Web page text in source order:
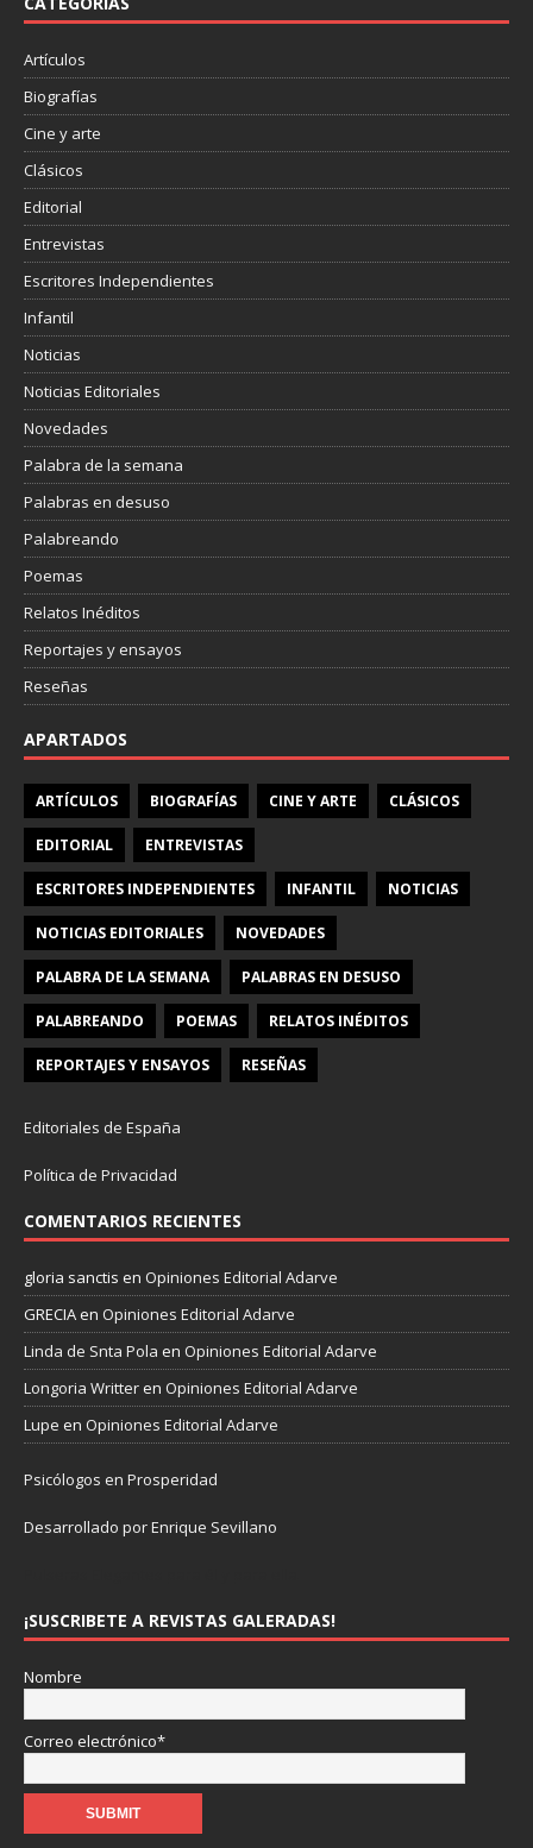
k
i
Artículos
Biografías
Cine y arte
Clásicos
Editorial
Entrevistas
Escritores Independientes
Infantil
Noticias
Noticias Editoriales
Novedades
Palabra de la semana
Palabras en desuso
Palabreando
Poemas
Relatos Inéditos
Reportajes y ensayos
Reseñas
APARTADOS
ARTÍCULOS BIOGRAFÍAS CINE Y ARTE CLÁSICOS
EDITORIAL ENTREVISTAS
ESCRITORES INDEPENDIENTES INFANTIL NOTICIAS
NOTICIAS EDITORIALES NOVEDADES
PALABRA DE LA SEMANA PALABRAS EN DESUSO
PALABREANDO POEMAS RELATOS INÉDITOS
REPORTAJES Y ENSAYOS RESEÑAS
Editoriales de España
Política de Privacidad
COMENTARIOS RECIENTES
gloria sanctis en Opiniones Editorial Adarve
GRECIAen Opiniones Editorial Adarve
Linda de Snta Pola en Opiniones Editorial Adarve
Longoria Writteren Opiniones Editorial Adarve
Lupe en Opiniones Editorial Adarve
Psicólogos en Prosperidad
Desarrollado por Enrique Sevillano
¡SUSCRIBETE A REVISTAS GALERADAS!
Nombre
Correo electrónico*